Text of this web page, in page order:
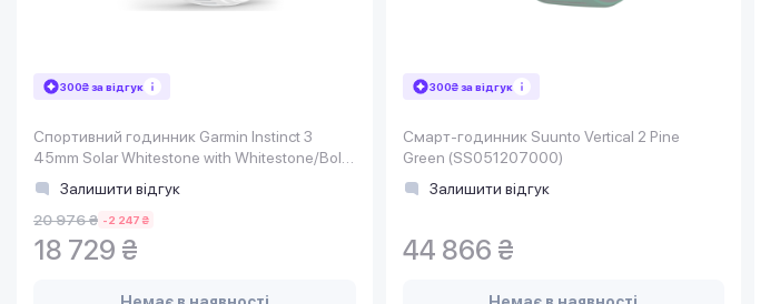
300₴ за відгук
Спортивний годинник Garmin Instinct 3
45mm Solar Whitestone with Whitestone/Bolt
Blue Silicone (010-02934-43)
Залишити відгук
20 976 ₴ -2 247 ₴
18 729 ₴
300₴ за відгук
Смарт-годинник Suunto Vertical 2 Pine
Green (SS051207000)
Залишити відгук
44 866 ₴